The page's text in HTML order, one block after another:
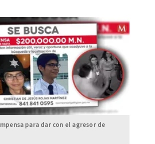
para dar con el agresor de